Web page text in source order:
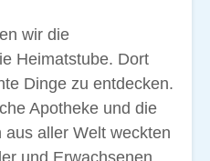
wir die
Heimatstube. Dort
Dinge zu entdecken.
Apotheke und die
aller Welt weckten